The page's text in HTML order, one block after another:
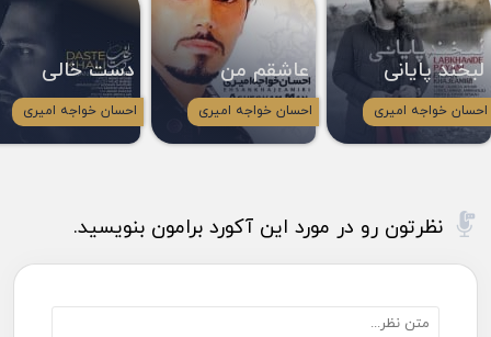
لبخند پایانی
احسان خواجه امیری
عاشقم من
احسان خواجه امیری
دست خالی
احسان خواجه امیری
نظرتون رو در مورد این آکورد برامون بنویسید.